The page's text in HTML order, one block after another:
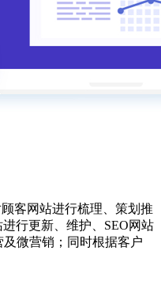
客网站进行梳理、策划推
行更新、维护、SEO网站
微营销；同时根据客户